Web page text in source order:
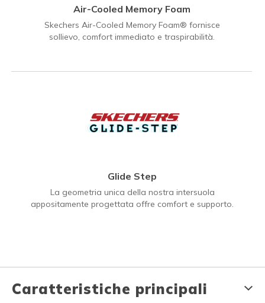
Air-Cooled Memory Foam
Skechers Air-Cooled Memory Foam® fornisce
sollievo, comfort immediato e traspirabilità.
Glide Step
La geometria unica della nostra intersuola
appositamente progettata offre comfort e supporto.
Caratteristiche principali